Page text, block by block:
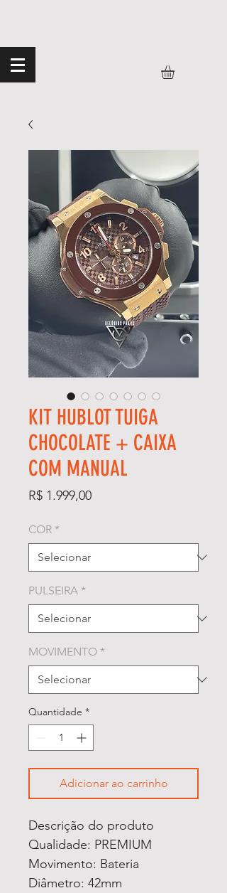
KIT HUBLOT TUIGA
CHOCOLATE + CAIXA
COM MANUAL
R$ 1.999,00Preço
COR *
PULSEIRA *
MOVIMENTO *
Quantidade *
Adicionar ao carrinho
Descrição do produto
Qualidade: PREMIUM
Movimento: Bateria
Diâmetro: 42mm